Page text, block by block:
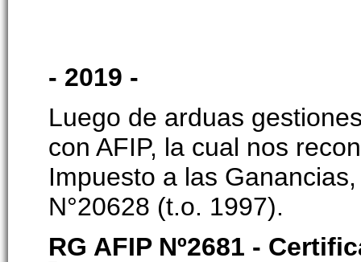
- 2019 -
Luego de arduas
con AFIP, la cual nos
Impuesto a las
N°20628 (t.o. 1997).
RG AFIP Nº2681 -